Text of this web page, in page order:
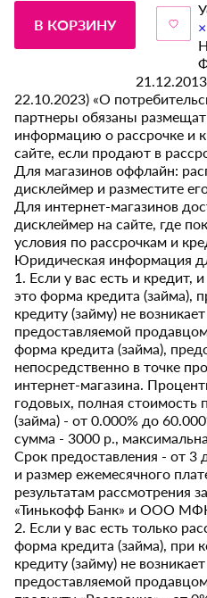
В КОРЗИНУ
×
22.10.2023) «О
партнеры обязаны
информацию о рассрочке и
сайте, если продают в
Для магазинов оффлайн:
дисклеймер и разместите
Для интернет-магазинов
дисклеймер на сайте, где
условия по рассрочкам и
Юридическая информация
1. Если у вас есть и кредит,
это форма кредита (займа),
кредиту (займу) не
предоставляемой
форма кредита (займа),
непосредственно в точке
интернет-магазина.
годовых, полная стоимость
(займа) - от 0.000% до
сумма - 3000 р.,
Срок предоставления - от
и размер ежемесячного
результатам рассмотрения
«Тинькофф Банк» и ООО
2. Если у вас есть только
форма кредита (займа), при
кредиту (займу) не
предоставляемой